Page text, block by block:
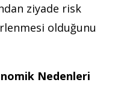
ziyade risk
olduğunu
Nedenleri